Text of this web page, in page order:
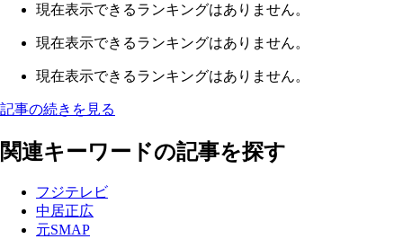
現在表示できるランキングはありません。
現在表示できるランキングはありません。
現在表示できるランキングはありません。
記事の続きを見る
関連キーワードの記事を探す
フジテレビ
中居正広
元SMAP